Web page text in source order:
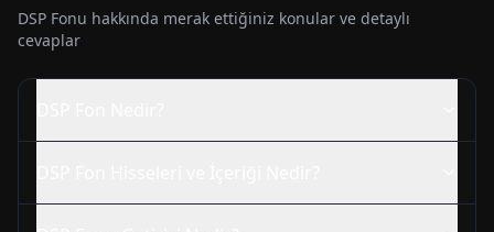
DSP Fonu hakkında merak ettiğiniz konular ve detaylı
cevaplar